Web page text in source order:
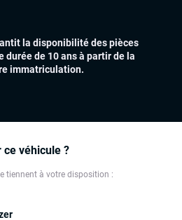
ce véhicule ?
tiennent à votre disposition :
display)
la disponibilité des pièces
durée de 10 ans à partir de la
immatriculation.